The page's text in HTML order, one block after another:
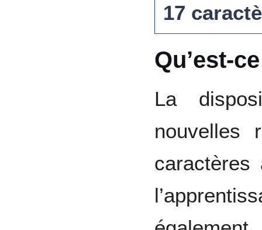
17
Qu’est-
La
nouvelles
caractères